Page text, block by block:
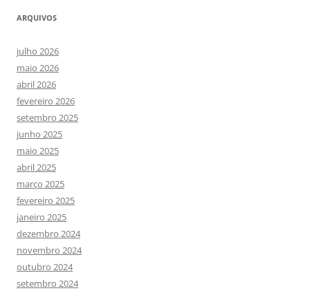
ARQUIVOS
julho 2026
maio 2026
abril 2026
fevereiro 2026
setembro 2025
junho 2025
maio 2025
abril 2025
março 2025
fevereiro 2025
janeiro 2025
dezembro 2024
novembro 2024
outubro 2024
setembro 2024